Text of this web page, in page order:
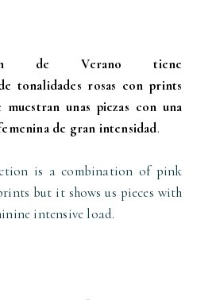
de Verano tiene
tonalidades rosas con prints
unas piezas con una
de gran intensidad.
is a combination of pink
but it shows us pieces with
intensive load.